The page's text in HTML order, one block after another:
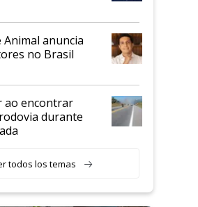
Animal anuncia
no Brasil
ao encontrar
durante
todos los temas